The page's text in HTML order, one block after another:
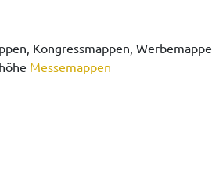
Kongressmappen, Werbemappe
Messemappen